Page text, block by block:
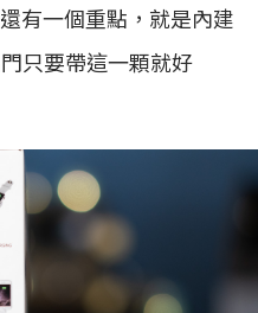
有一個重點，就是內建
只要帶這一顆就好